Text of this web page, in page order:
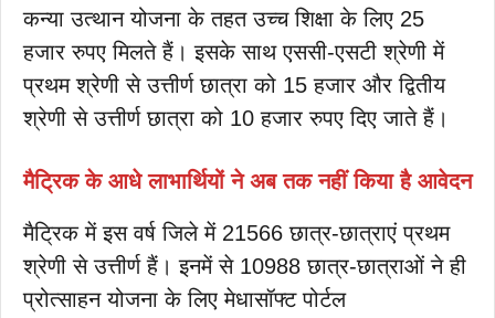
कन्या उत्थान योजना के तहत उच्च शिक्षा के लिए 25
हजार रुपए मिलते हैं। इसके साथ एससी-एसटी श्रेणी में
प्रथम श्रेणी से उत्तीर्ण छात्रा को 15 हजार और द्वितीय
श्रेणी से उत्तीर्ण छात्रा को 10 हजार रुपए दिए जाते हैं।
मैट्रिक के आधे लाभार्थियों ने अब तक नहीं किया है आवेदन
मैट्रिक में इस वर्ष जिले में 21566 छात्र-छात्राएं प्रथम
श्रेणी से उत्तीर्ण हैं। इनमें से 10988 छात्र-छात्राओं ने ही
प्रोत्साहन योजना के लिए मेधासॉफ्ट पोर्टल